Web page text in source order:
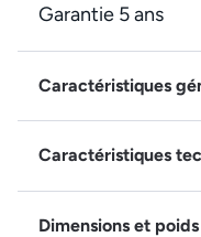
Garantie 5 ans
Caractéristiques
Caractéristiques
Dimensions et poids